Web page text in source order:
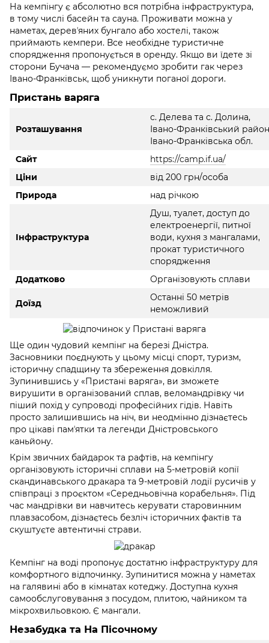
На кемпінгу є абсолютно вся потрібна інфраструктура,
в тому числі басейн та сауна. Проживати можна у
наметах, деревʼяних бунгало або хостелі, також
приймають кемпери. Все необхідне туристичне
спорядження пропонується в оренду. Якщо ви їдете зі
сторони Бучача — рекомендуємо зробити гак через
Івано-Франківськ, щоб уникнути поганої дороги.
Пристань варяга
Розташування
с. Делева та с. Долина,
Івано-Франківський
Івано-Франківська обл.
Сайт
https://camp.if.ua/
Ціни
від 200 грн/особа
Природа
над річкою
Інфраструктура
Душ, туалет, доступ до
електроенергії, питної
води, кухня з мангалами,
прокат туристичного
спорядження
Додатково
Організовують сплави
Доїзд
Останні 50 метрів
неможливий
Ще один чудовий кемпінг на березі Дністра.
Засновники поєднують у цьому місці спорт, туризм,
історичну спадщину та збереження довкілля.
Зупинившись у «Пристані варяга», ви зможете
вирушити в організований сплав, веломандрівку чи
піший похід у супроводі професійних гідів. Навіть
просто залишившись на ніч, ви неодмінно дізнаєтесь
про цікаві памʼятки та легенди Дністровського
каньйону.
Крім звичних байдарок та рафтів, на кемпінгу
організовують історичні сплави на 5-метровій копії
скандинавського дракара та 9-метровій лодії русичів у
співпраці з проєктом «Середньовічна корабельня». Під
час мандрівки ви навчитесь керувати старовинним
плавзасобом, дізнаєтесь безліч історичних фактів та
скуштуєте автентичні страви.
Кемпінг на воді пропонує достатню інфраструктуру для
комфортного відпочинку. Зупинитися можна у наметах
на галявині або в кімнатах котеджу. Доступна кухня
самообслуговування з посудом, плитою, чайником та
мікрохвильовкою. Є мангали.
Незабудка та На Пісочному